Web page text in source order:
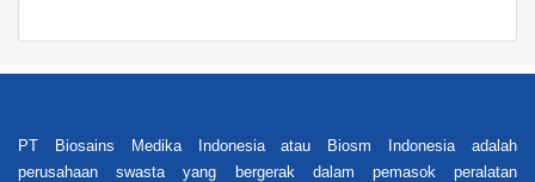
PT Biosains Medika Indonesia atau Biosm Indonesia adalah
perusahaan swasta yang bergerak dalam pemasok peralatan